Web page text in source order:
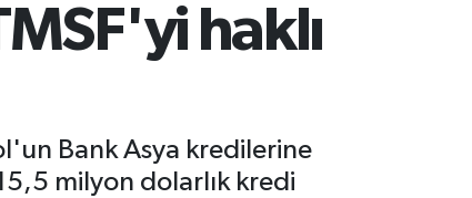
haklı
Bank Asya kredilerine
milyon dolarlık kredi